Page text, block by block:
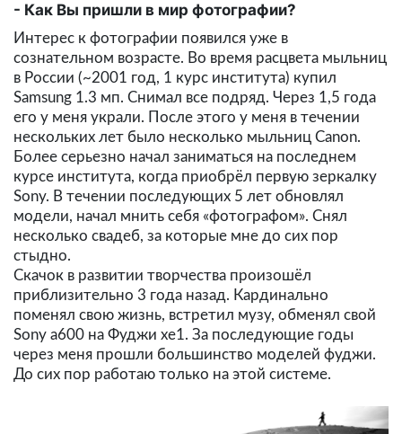
Как Вы пришли в мир фотографии?
Интерес к фотографии появился уже в
сознательном возрасте. Во время расцвета мыльниц
в России (~2001 год, 1 курс института) купил
Samsung 1.3 мп. Снимал все подряд. Через 1,5 года
его у меня украли. После этого у меня в течении
нескольких лет было несколько мыльниц Canon.
Более серьезно начал заниматься на последнем
курсе института, когда приобрёл первую зеркалку
Sony. В течении последующих 5 лет обновлял
модели, начал мнить себя «фотографом». Снял
несколько свадеб, за которые мне до сих пор
стыдно.
Скачок в развитии творчества произошёл
приблизительно 3 года назад. Кардинально
поменял свою жизнь, встретил музу, обменял свой
Sony a600 на Фуджи xe1. За последующие годы
через меня прошли большинство моделей фуджи.
До сих пор работаю только на этой системе.